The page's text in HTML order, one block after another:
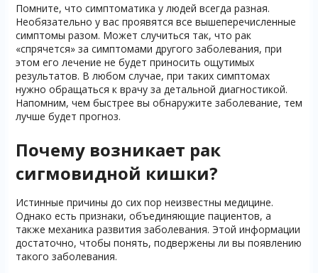
Помните, что симптоматика у людей всегда разная.
Необязательно у вас проявятся все вышеперечисленные
симптомы разом. Может случиться так, что рак
«спрячется» за симптомами другого заболевания, при
этом его лечение не будет приносить ощутимых
результатов. В любом случае, при таких симптомах
нужно обращаться к врачу за детальной диагностикой.
Напомним, чем быстрее вы обнаружите заболевание, тем
лучше будет прогноз.
Почему возникает рак
сигмовидной кишки?
Истинные причины до сих пор неизвестны медицине.
Однако есть признаки, объединяющие пациентов, а
также механика развития заболевания. Этой информации
достаточно, чтобы понять, подвержены ли вы появлению
такого заболевания.